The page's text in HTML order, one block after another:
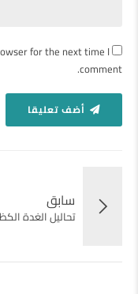
for the next time I
comment.
أضف تعليقا
سابق
تحاليل الغدة